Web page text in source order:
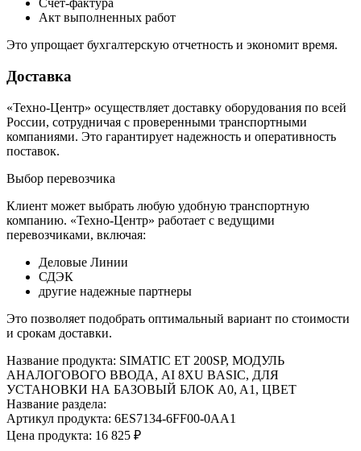
Счет-фактура
Акт выполненных работ
Это упрощает бухгалтерскую отчетность и экономит время.
Доставка
«Техно-Центр» осуществляет доставку оборудования по всей
России, сотрудничая с проверенными транспортными
компаниями. Это гарантирует надежность и оперативность
поставок.
Выбор перевозчика
Клиент может выбрать любую удобную транспортную
компанию. «Техно-Центр» работает с ведущими
перевозчиками, включая:
Деловые Линии
СДЭК
другие надежные партнеры
Это позволяет подобрать оптимальный вариант по стоимости
и срокам доставки.
Название продукта: SIMATIC ET 200SP, МОДУЛЬ
АНАЛОГОВОГО ВВОДА, AI 8XU BASIC, ДЛЯ
УСТАНОВКИ НА БАЗОВЫЙ БЛОК A0, A1, ЦВЕТ
Название раздела:
Артикул продукта: 6ES7134-6FF00-0AA1
Цена продукта: 16 825 ₽